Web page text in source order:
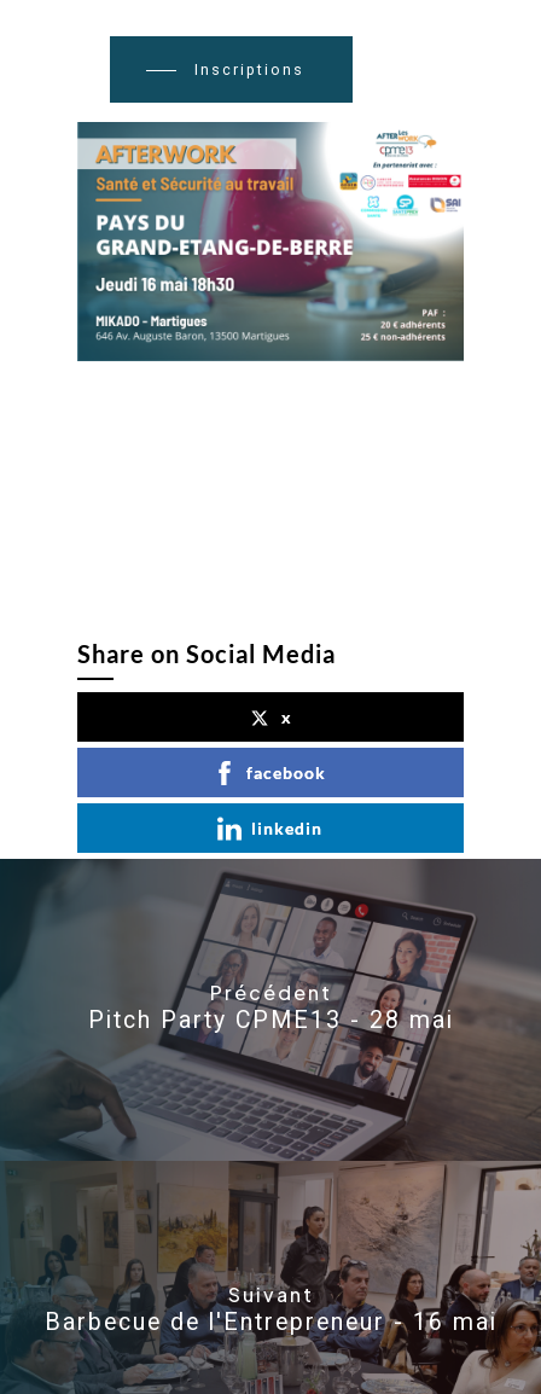
Inscriptions
Share on Social Media
x
facebook
linkedin
Précédent
Pitch Party CPME13 - 28 mai
Suivant
Barbecue de l'Entrepreneur - 16 mai